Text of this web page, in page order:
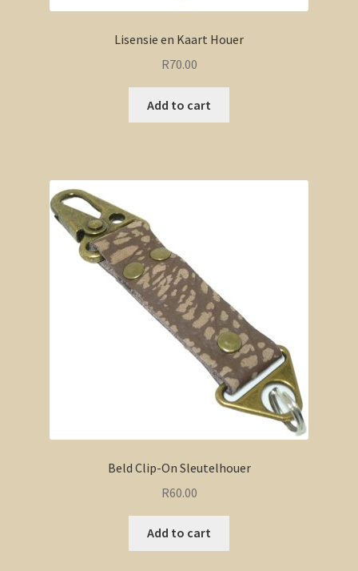
Lisensie en Kaart Houer
R70.00
Add to cart
Beld Clip-On Sleutelhouer
R60.00
Add to cart